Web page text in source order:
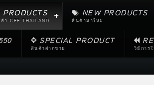
PRODUCTS
า CFF THAILAND
NEW PRODUCTS
สินค้ามาใหม่
SPECIAL PRODUCT
สินค้าฝากขาย วิธีการ